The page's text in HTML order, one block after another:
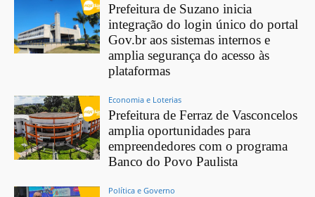
Prefeitura de Suzano inicia
integração do login único do portal
Gov.br aos sistemas internos e
amplia segurança do acesso às
plataformas
Economia e Loterias
Prefeitura de Ferraz de Vasconcelos
amplia oportunidades para
empreendedores com o programa
Banco do Povo Paulista
Política e Governo